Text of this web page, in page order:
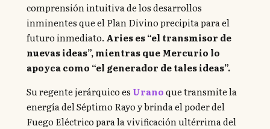
comprensión intuitiva de los desarrollos
inminentes que el Plan Divino precipita para el
futuro inmediato. Aries es “el transmisor de
nuevas ideas”, mientras que Mercurio lo
apoyca como “el generador de tales ideas”.
Su regente jerárquico esUranoque transmite la
energía del Séptimo Rayo y brinda el poder del
Fuego Eléctrico para la vivificación ultérrima del